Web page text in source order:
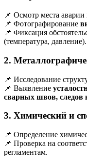
📌 Осмотр места
📌 Фотографирование
📌 Фиксация
(температура, давление).
2.
📌 Исследование
📌 Выявление
сварных швов, следов
3. Химический и
📌 Определение
📌 Проверка на
регламентам.